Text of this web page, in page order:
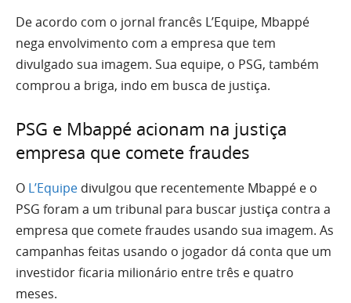
De acordo com o jornal francês L’Equipe, Mbappé
nega envolvimento com a empresa que tem
divulgado sua imagem. Sua equipe, o PSG, também
comprou a briga, indo em busca de justiça.
PSG e Mbappé acionam na justiça
empresa que comete fraudes
O L’Equipe divulgou que recentemente Mbappé e o
PSG foram a um tribunal para buscar justiça contra a
empresa que comete fraudes usando sua imagem. As
campanhas feitas usando o jogador dá conta que um
investidor ficaria milionário entre três e quatro
meses.